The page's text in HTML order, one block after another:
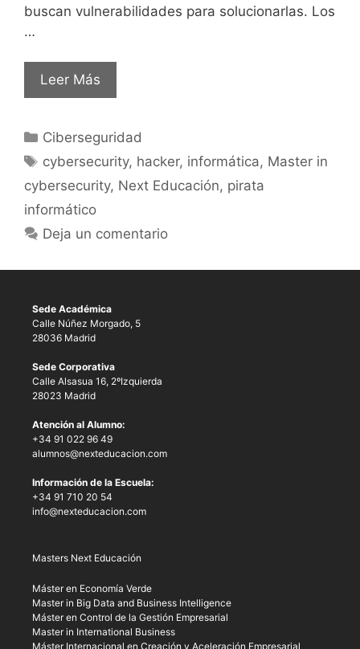
buscan vulnerabilidades para solucionarlas. Los
…
Leer Más
Ciberseguridad
cybersecurity, hacker, informática, Master in
cybersecurity, Next Educación, pirata
informático
Deja un comentario
Sede Académica
Calle Núñez Morgado, 5
28036 Madrid
Sede Corporativa
Calle Alsasua 16, 2ºIzquierda
28023 Madrid
Atención al Alumno:
+34 91 022 96 49
alumnos@nexteducacion.com
Información de la Escuela:
+34 91 710 20 54
info@nexteducacion.com
Masters Next Educación
Máster en Economía Verde
Master in Big Data and Business Intelligence
Máster en Control de la Gestión Empresarial
Master in International Business
Máster Internacional en Creación y Aceleración Empresarial